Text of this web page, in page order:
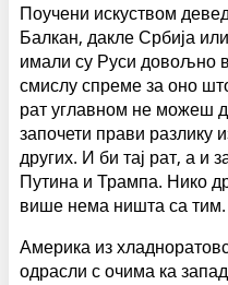
Поучени искуством
Балкан, дакле Србија
имали су Руси довољно
смислу спреме за оно
рат углавном не можеш
започети прави разлику
других. И би тај рат, а и
Путина и Трампа. Нико
више нема ништа са тим.
Америка из
одрасли с очима ка